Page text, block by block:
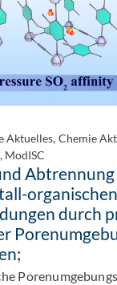
Aktuelles, Chemie
ModISC
organischen
durch